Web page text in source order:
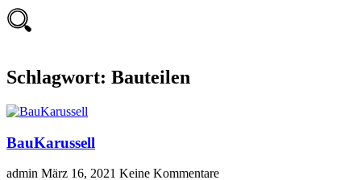
Schlagwort: Bauteilen
BauKarussell
admin März 16, 2021 Keine Kommentare